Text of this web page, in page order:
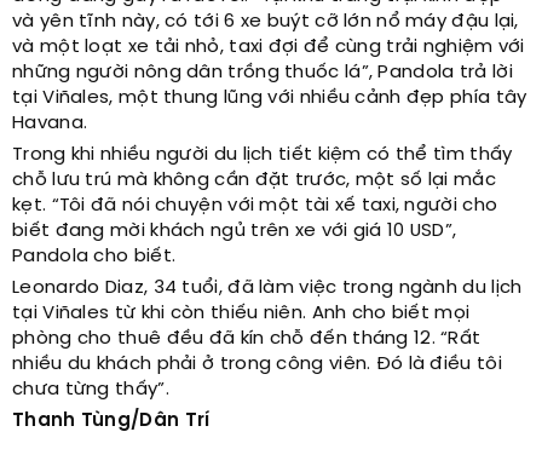
và yên tĩnh này, có tới 6 xe buýt cỡ lớn nổ máy đậu lại,
và một loạt xe tải nhỏ, taxi đợi để cùng trải nghiệm với
những người nông dân trồng thuốc lá”, Pandola trả lời
tại Viñales, một thung lũng với nhiều cảnh đẹp phía tây
Havana.
Trong khi nhiều người du lịch tiết kiệm có thể tìm thấy
chỗ lưu trú mà không cần đặt trước, một số lại mắc
kẹt. “Tôi đã nói chuyện với một tài xế taxi, người cho
biết đang mời khách ngủ trên xe với giá 10 USD”,
Pandola cho biết.
Leonardo Diaz, 34 tuổi, đã làm việc trong ngành du lịch
tại Viñales từ khi còn thiếu niên. Anh cho biết mọi
phòng cho thuê đều đã kín chỗ đến tháng 12. “Rất
nhiều du khách phải ở trong công viên. Đó là điều tôi
chưa từng thấy”.
Thanh Tùng/Dân Trí